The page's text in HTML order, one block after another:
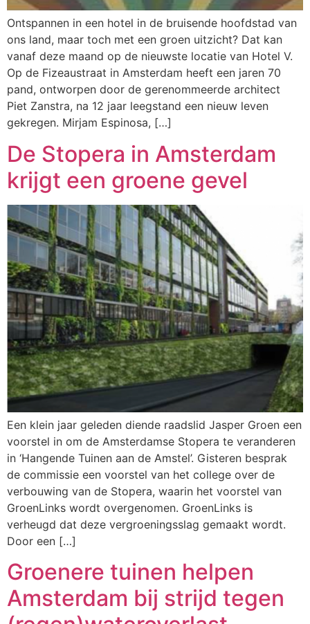
Ontspannen in een hotel in de bruisende hoofdstad van
ons land, maar toch met een groen uitzicht? Dat kan
vanaf deze maand op de nieuwste locatie van Hotel V.
Op de Fizeaustraat in Amsterdam heeft een jaren 70
pand, ontworpen door de gerenommeerde architect
Piet Zanstra, na 12 jaar leegstand een nieuw leven
gekregen. Mirjam Espinosa, […]
De Stopera in Amsterdam
krijgt een groene gevel
Een klein jaar geleden diende raadslid Jasper Groen een
voorstel in om de Amsterdamse Stopera te veranderen
in ‘Hangende Tuinen aan de Amstel’. Gisteren besprak
de commissie een voorstel van het college over de
verbouwing van de Stopera, waarin het voorstel van
GroenLinks wordt overgenomen. GroenLinks is
verheugd dat deze vergroeningsslag gemaakt wordt.
Door een […]
Groenere tuinen helpen
Amsterdam bij strijd tegen